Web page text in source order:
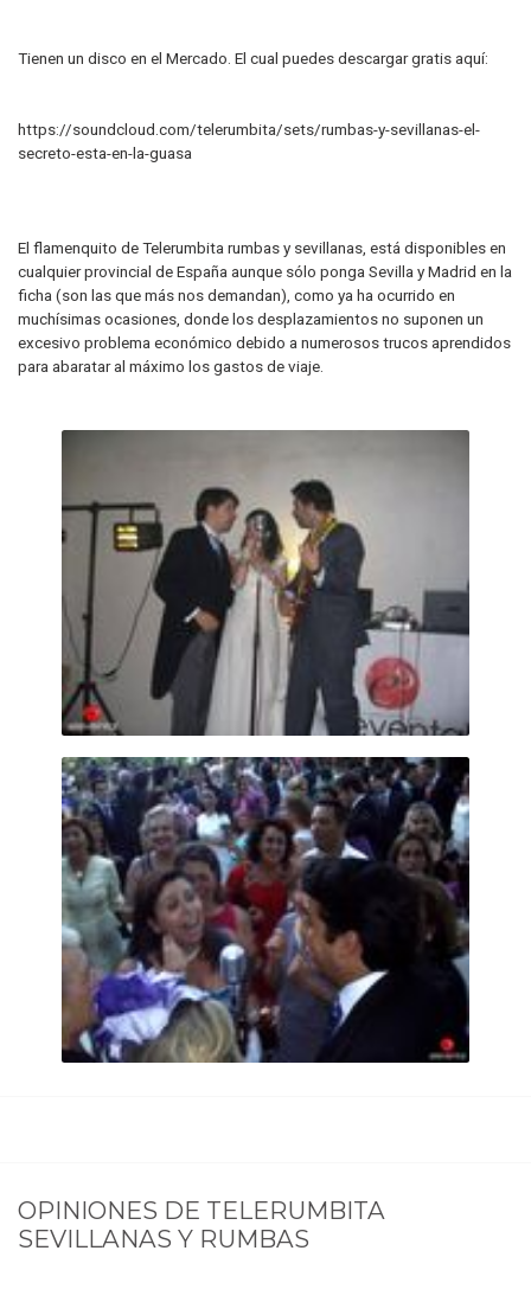
Tienen un disco en el Mercado. El cual puedes descargar gratis aquí:
https://soundcloud.com/telerumbita/sets/rumbas-y-sevillanas-el-
secreto-esta-en-la-guasa
El flamenquito de Telerumbita rumbas y sevillanas, está disponibles en
cualquier provincial de España aunque sólo ponga Sevilla y Madrid en la
ficha (son las que más nos demandan), como ya ha ocurrido en
muchísimas ocasiones, donde los desplazamientos no suponen un
excesivo problema económico debido a numerosos trucos aprendidos
para abaratar al máximo los gastos de viaje.
OPINIONES DE TELERUMBITA
SEVILLANAS Y RUMBAS